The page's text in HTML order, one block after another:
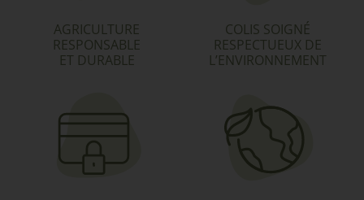
AGRICULTURE
RESPONSABLE
ET DURABLE
COLIS SOIGNÉ
RESPECTUEUX DE
L’ENVIRONNEMENT